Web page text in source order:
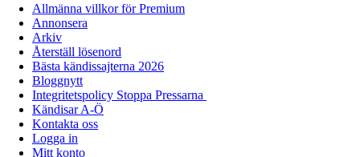
Allmänna villkor för Premium
Annonsera
Arkiv
Återställ lösenord
Bästa kändissajterna 2026
Bloggnytt
Integritetspolicy Stoppa Pressarna
Kändisar A-Ö
Kontakta oss
Logga in
Mitt konto